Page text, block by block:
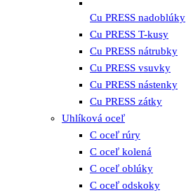
Cu PRESS nadoblúky
Cu PRESS T-kusy
Cu PRESS nátrubky
Cu PRESS vsuvky
Cu PRESS nástenky
Cu PRESS zátky
Uhlíková oceľ
C oceľ rúry
C oceľ kolená
C oceľ oblúky
C oceľ odskoky